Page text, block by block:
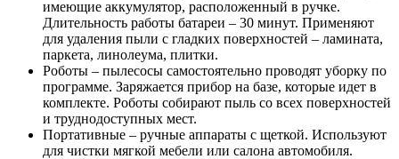
имеющие аккумулятор, расположенный в ручке.
Длительность работы батареи – 30 минут. Применяют
для удаления пыли с гладких поверхностей – ламината,
паркета, линолеума, плитки.
Роботы – пылесосы самостоятельно проводят уборку по
программе. Заряжается прибор на базе, которые идет в
комплекте. Роботы собирают пыль со всех поверхностей
и труднодоступных мест.
Портативные – ручные аппараты с щеткой. Используют
для чистки мягкой мебели или салона автомобиля.